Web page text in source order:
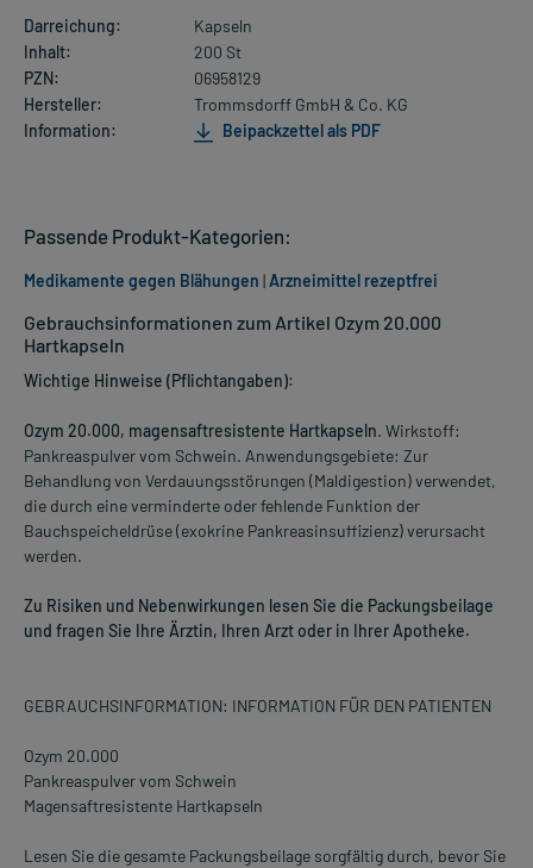
Darreichung:
Kapseln
Inhalt:
200 St
PZN:
06958129
Hersteller:
Trommsdorff GmbH & Co. KG
Information:
Beipackzettel als PDF
Gebrauchsinformationen zum Artikel Ozym 20.000
Hartkapseln
Wichtige Hinweise (Pflichtangaben):
Ozym 20.000, magensaftresistente Hartkapseln. Wirkstoff:
Pankreaspulver vom Schwein. Anwendungsgebiete: Zur
Behandlung von Verdauungsstörungen (Maldigestion) verwendet,
die durch eine verminderte oder fehlende Funktion der
Bauchspeicheldrüse (exokrine Pankreasinsuffizienz) verursacht
werden.
Zu Risiken und Nebenwirkungen lesen Sie die Packungsbeilage
und fragen Sie Ihre Ärztin, Ihren Arzt oder in Ihrer Apotheke.
GEBRAUCHSINFORMATION: INFORMATION FÜR DEN PATIENTEN
Ozym 20.000
Pankreaspulver vom Schwein
Magensaftresistente Hartkapseln
Lesen Sie die gesamte Packungsbeilage sorgfältig durch, bevor Sie
Passende Produkt-Kategorien:
Medikamente gegen Blähungen |Arzneimittel rezeptfrei